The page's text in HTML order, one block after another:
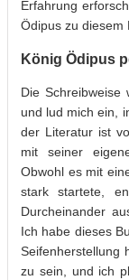
Erfahrung
Ödipus zu diesem
König Ödipus
Die Schreibweise
und lud mich ein,
der Literatur ist
mit seiner
Obwohl es mit
stark startete,
Durcheinander
Ich habe dieses
Seifenherstellung
zu sein, und ich